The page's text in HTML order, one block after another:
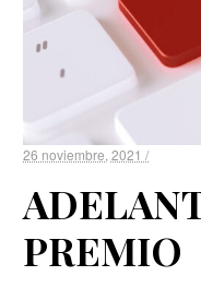
26 noviembre, 2021 /
PREMIO